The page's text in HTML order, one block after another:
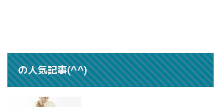
の人気記事(^^)